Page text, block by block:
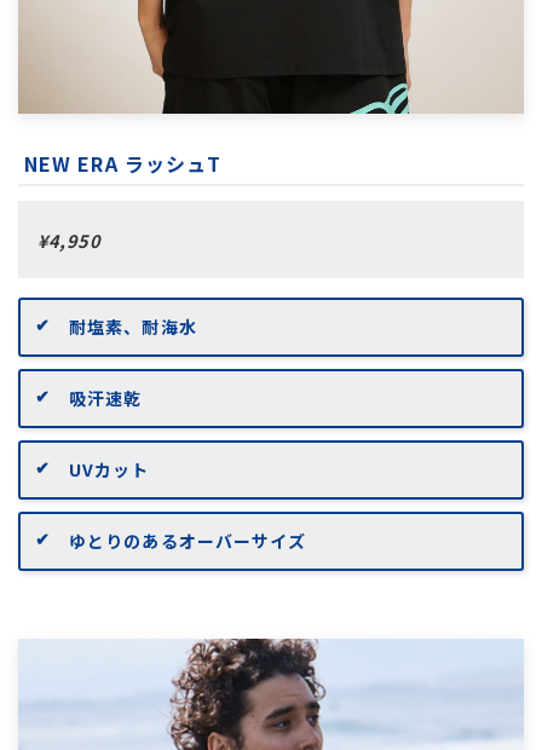
NEW ERA ラッシュT
¥4,950
耐塩素、耐海水
吸汗速乾
UVカット
ゆとりのあるオーバーサイズ